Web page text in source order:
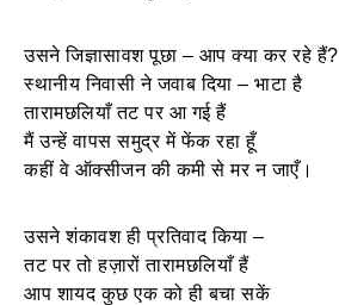
उसने जिज्ञासावश पूछा – आप क्या कर रहे हैं?
स्थानीय निवासी ने जवाब दिया – भाटा है
तारामछलियाँ तट पर आ गई हैं
मैं उन्हें वापस समुद्र में फेंक रहा हूँ
कहीं वे ऑक्सीजन की कमी से मर न जाएँ।
उसने शंकावश ही प्रतिवाद किया –
तट पर तो हज़ारों तारामछलियाँ हैं
आप शायद कुछ एक को ही बचा सकें